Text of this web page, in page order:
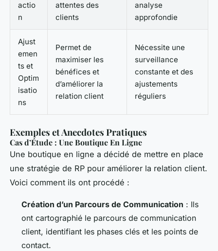
actio
n
attentes des
clients
analyse
approfondie
Ajust
emen
ts et
Optim
isatio
ns
Permet de
maximiser les
bénéfices et
d’améliorer la
relation client
Nécessite une
surveillance
constante et des
ajustements
réguliers
Exemples et Anecdotes Pratiques
Cas d’Étude : Une Boutique En Ligne
Une boutique en ligne a décidé de mettre en place
une stratégie de RP pour améliorer la relation client.
Voici comment ils ont procédé :
Création d’un Parcours de Communication : Ils
ont cartographié le parcours de communication
client, identifiant les phases clés et les points de
contact.